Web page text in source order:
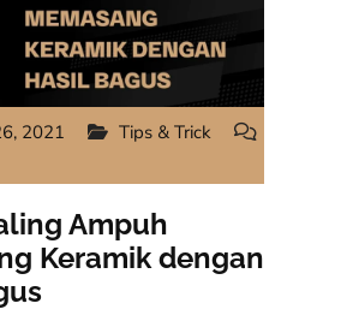
2021
Tips & Trick
Ampuh
Keramik dengan